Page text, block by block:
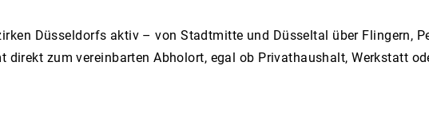
Düsseldorfs aktiv – von Stadtmitte und Düsseltal über Flingern,
direkt zum vereinbarten Abholort, egal ob Privathaushalt, Werkstatt